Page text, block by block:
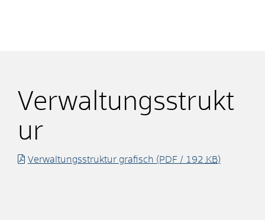
Verwaltungsstrukt
ur
Verwaltungsstruktur grafisch (PDF / 192 KB)